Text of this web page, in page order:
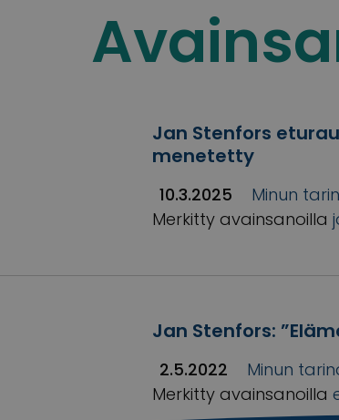
Jan Stenfors
menetetty
10.3.2025
Minun
Merkitty avainsanoilla
Jan Stenfors:
2.5.2022
Minun
Merkitty avainsanoilla